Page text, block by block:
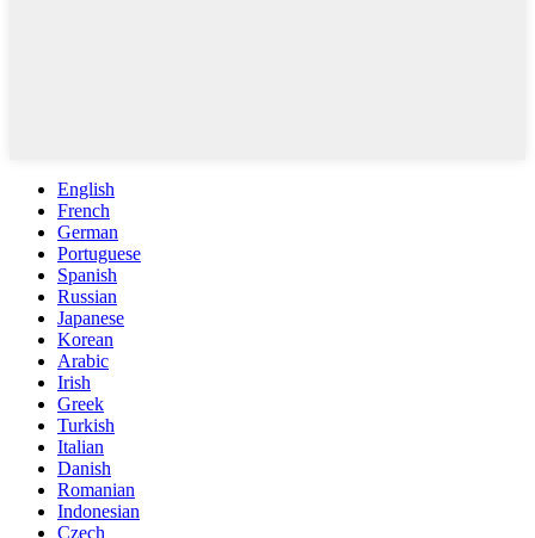
English
French
German
Portuguese
Spanish
Russian
Japanese
Korean
Arabic
Irish
Greek
Turkish
Italian
Danish
Romanian
Indonesian
Czech